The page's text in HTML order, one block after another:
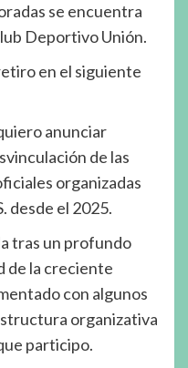
se encuentra
Deportivo Unión.
en el siguiente
anunciar
de las
organizadas
desde el 2025.
tras un profundo
de la creciente
con algunos
organizativa
participo.